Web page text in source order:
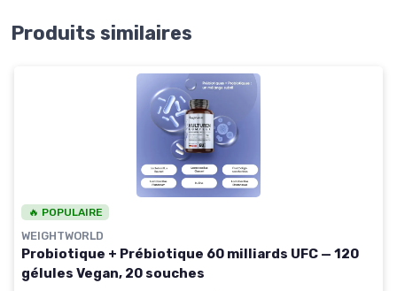
Produits similaires
🔥 POPULAIRE
WEIGHTWORLD
Probiotique + Prébiotique 60 milliards UFC — 120
gélules Vegan, 20 souches